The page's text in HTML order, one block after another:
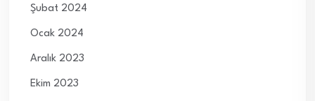
Şubat 2024
Ocak 2024
Aralık 2023
Ekim 2023